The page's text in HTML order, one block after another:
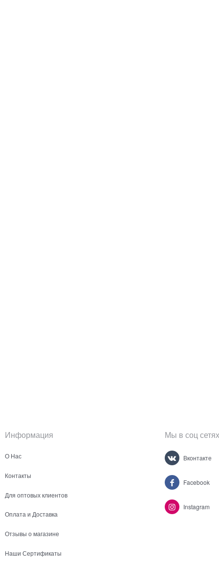
Информация
О Нас
Контакты
Для оптовых клиентов
Оплата и Доставка
Отзывы о магазине
Наши Сертификаты
Мы в соц сетях
Вконтакте
Facebook
Instagram